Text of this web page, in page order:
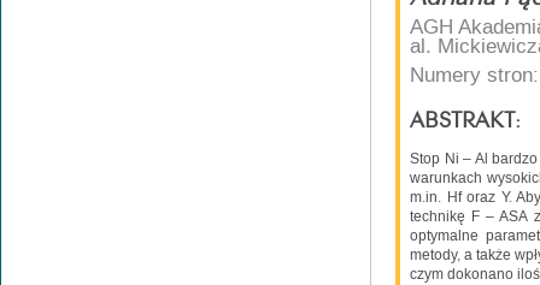
AGH
al.
Numery
ABSTRAKT:
Stop Ni – Al
warunkach
m.in. Hf oraz Y.
technikę F – ASA
optymalne
metody, a także
czym dokonano